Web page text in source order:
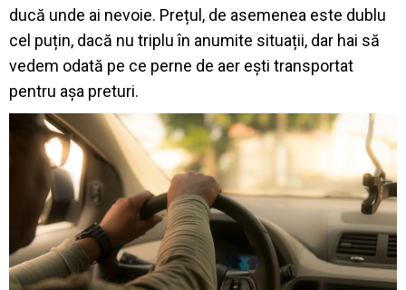
ducă unde ai nevoie. Prețul, de asemenea este dublu
cel puțin, dacă nu triplu în anumite situații, dar hai să
vedem odată pe ce perne de aer ești transportat
pentru așa preturi.